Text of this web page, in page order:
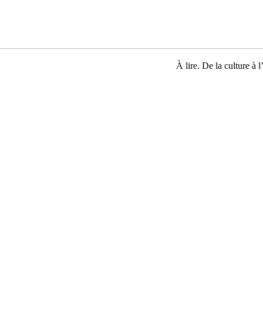
À lire. De la culture à